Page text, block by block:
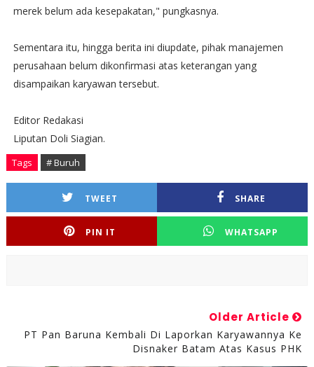
merek belum ada kesepakatan," pungkasnya.
Sementara itu, hingga berita ini diupdate, pihak manajemen
perusahaan belum dikonfirmasi atas keterangan yang
disampaikan karyawan tersebut.
Editor Redakasi
Liputan Doli Siagian.
Tags # Buruh
TWEET SHARE
PIN IT WHATSAPP
Older Article
PT Pan Baruna Kembali Di Laporkan Karyawannya Ke
Disnaker Batam Atas Kasus PHK